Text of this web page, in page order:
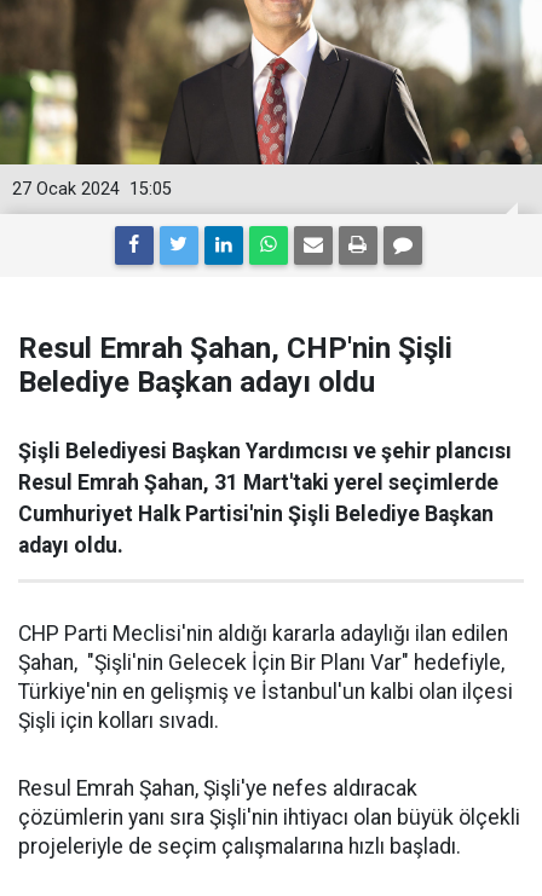
15:05
27 Ocak 2024
Resul Emrah Şahan, CHP'nin Şişli
Belediye Başkan adayı oldu
Şişli Belediyesi Başkan Yardımcısı ve şehir plancısı
Resul Emrah Şahan, 31 Mart'taki yerel seçimlerde
Cumhuriyet Halk Partisi'nin Şişli Belediye Başkan
adayı oldu.
CHP Parti Meclisi'nin aldığı kararla adaylığı ilan edilen
Şahan, "Şişli'nin Gelecek İçin Bir Planı Var" hedefiyle,
Türkiye'nin en gelişmiş ve İstanbul'un kalbi olan ilçesi
Şişli için kolları sıvadı.
Resul Emrah Şahan, Şişli'ye nefes aldıracak
çözümlerin yanı sıra Şişli'nin ihtiyacı olan büyük ölçekli
projeleriyle de seçim çalışmalarına hızlı başladı.